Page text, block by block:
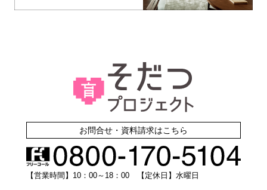
お問合せ・資料請求はこちら
【営業時間】10：00～18：00 【定休日】水曜日